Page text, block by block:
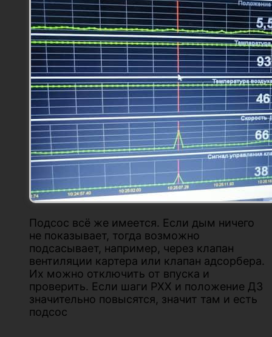
Подсос всё же имеется. Если дым ничего
не показывает, тогда возможно
подсасывает, например, через клапан
вентиляции картера или клапан адсорбера.
Их можно отключить от впуска и
проверить. Если шаги РХХ и положение ДЗ
значительно повысятся, значит там и есть
подсос